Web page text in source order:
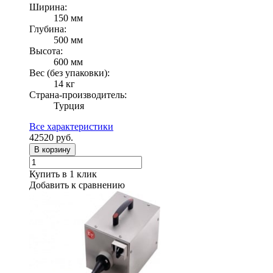
Ширина:
150 мм
Глубина:
500 мм
Высота:
600 мм
Вес (без упаковки):
14 кг
Страна-производитель:
Турция
Все характеристики
42520 руб.
В корзину
Купить в 1 клик
Добавить к сравнению